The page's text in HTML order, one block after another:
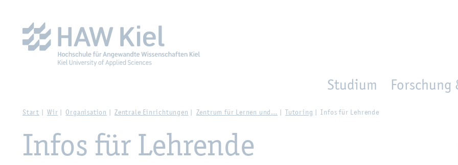
Studium Forschung
Start Wir Or­ga­ni­sa­ti­on Zen­tra­le Ein­rich­tun­gen Zen­trum für Ler­nen und… Tu­to­ring Infos für Leh­ren­de
Infos für Leh­ren­de